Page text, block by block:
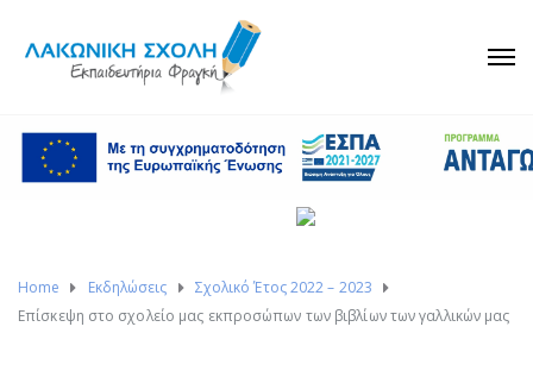
Home Εκδηλώσεις
Σχολικό Έτος 2022 – 2023
Επίσκεψη στο σχολείο μας εκπροσώπων των βιβλίων των γαλλικών μας